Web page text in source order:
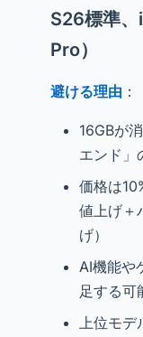
S26標準
Pro）
避ける理由 ：
16GBが
エンド」
価格は
値上げ＋
げ）
AI機能や
足する可
上位モデ